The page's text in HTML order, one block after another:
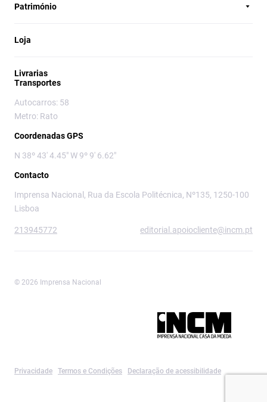
Património
Loja
Livrarias
Transportes
Autocarros: 58
Metro: Rato
Coordenadas GPS
N 38º 43' 4.45" W 9º 9' 6.62"
Contacto
Imprensa Nacional, Rua da Escola Politécnica, Nº135, 1250-100
Lisboa
213945772 editorial.apoiocliente@incm.pt
© 2026 Imprensa Nacional
Privacidade Termos e Condições Declaração de acessibilidade